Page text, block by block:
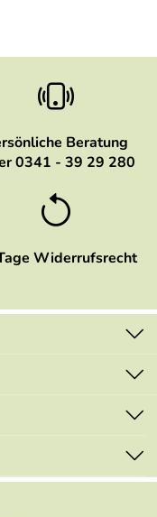
Beratung
0341 - 39 29 280
Widerrufsrecht